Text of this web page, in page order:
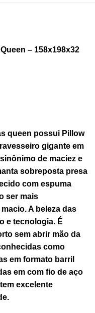
– 158x198x32
queen possui Pillow
gigante em
de maciez e
sobreposta presa
com espuma
ser mais
A beleza das
e tecnologia. É
sem abrir mão da
como
em formato barril
em com fio de aço
excelente